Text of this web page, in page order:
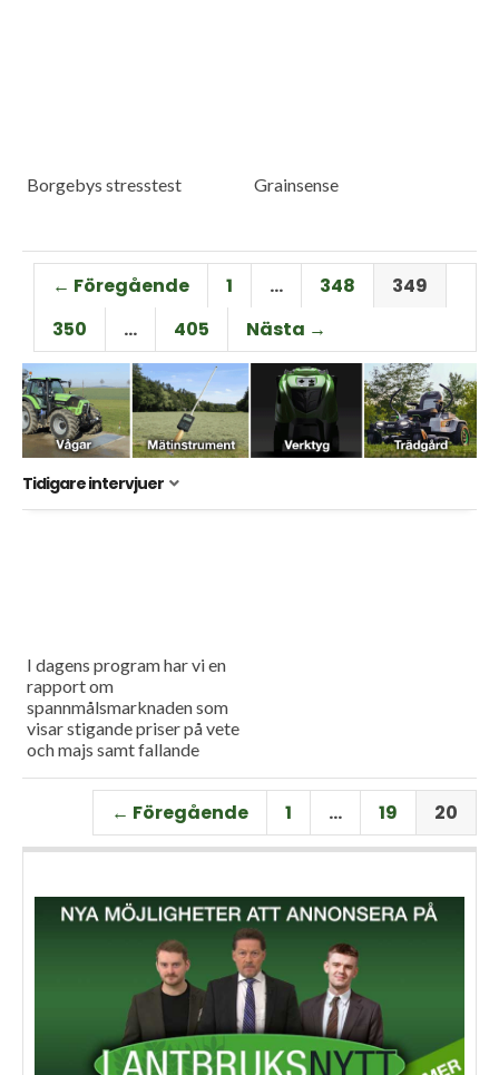
Borgebys stresstest Grainsense
← Föregående 1 … 348
349
350
… 405 Nästa →
Tidigare intervjuer
I dagens program har vi en
rapport om
spannmålsmarknaden som
visar stigande priser på vete
och majs samt fallande
premiär för vårt
måndagsprogram med en
längre intervju med Erik
Stjerndahl vd för HIR Skåne,
fältdagar.
← Föregående 1 … 19 20